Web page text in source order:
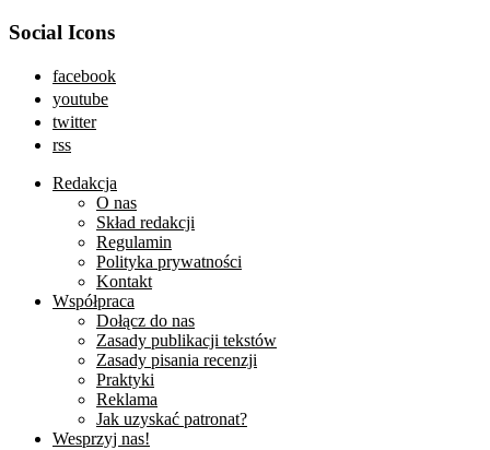
Social Icons
facebook
youtube
twitter
rss
Redakcja
O nas
Skład redakcji
Regulamin
Polityka prywatności
Kontakt
Współpraca
Dołącz do nas
Zasady publikacji tekstów
Zasady pisania recenzji
Praktyki
Reklama
Jak uzyskać patronat?
Wesprzyj nas!